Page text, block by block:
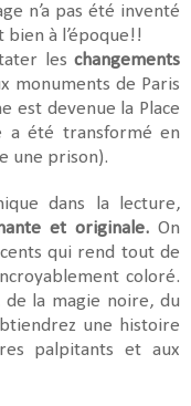
n’a pas été inventé
bien à l’époque!!
les changements
monuments de Paris
est devenue la Place
a été transformé en
une prison).
dans la lecture,
et originale. On
qui rend tout de
coloré.
la magie noire, du
une histoire
palpitants et aux